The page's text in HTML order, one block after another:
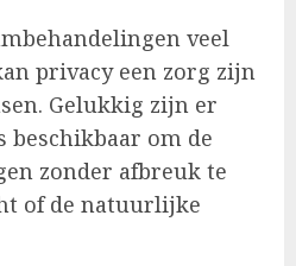
veel
privacy een zorg zijn
Gelukkig zijn er
beschikbaar om de
zonder afbreuk te
of de natuurlijke